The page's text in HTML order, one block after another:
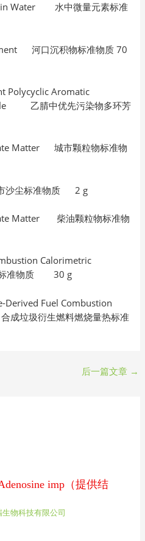
in Water 水中微量元素标准
河口沉积物标准物质 70
Polycyclic Aromatic
乙腈中优先污染物多环芳
Matter 城市颗粒物标准物
沙尘标准物质 2 g
Matter 柴油颗粒物标准物
Calorimetric
准物质 30 g
Derived Fuel Combustion
垃圾衍生燃料燃烧量热标准
后一篇文章 →
imp（提供结
物科技有限公司